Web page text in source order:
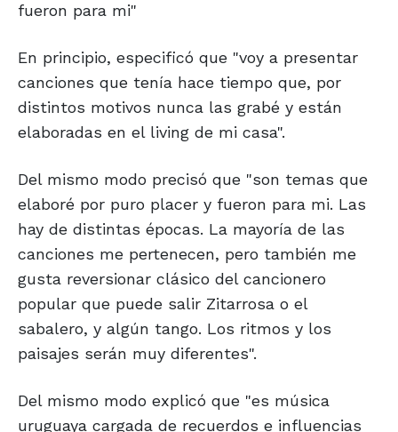
fueron para mi"
En principio, especificó que "voy a presentar
canciones que tenía hace tiempo que, por
distintos motivos nunca las grabé y están
elaboradas en el living de mi casa".
Del mismo modo precisó que "son temas que
elaboré por puro placer y fueron para mi. Las
hay de distintas épocas. La mayoría de las
canciones me pertenecen, pero también me
gusta reversionar clásico del cancionero
popular que puede salir Zitarrosa o el
sabalero, y algún tango. Los ritmos y los
paisajes serán muy diferentes".
Del mismo modo explicó que "es música
uruguaya cargada de recuerdos e influencias